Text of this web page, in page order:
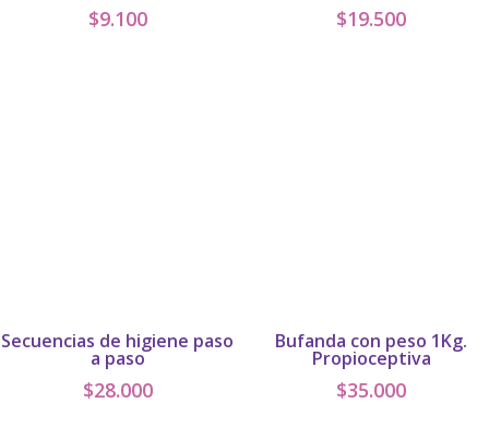
$9.100 $19.500
Secuencias de higiene paso
a paso
$28.000
Bufanda con peso 1Kg.
Propioceptiva
$35.000